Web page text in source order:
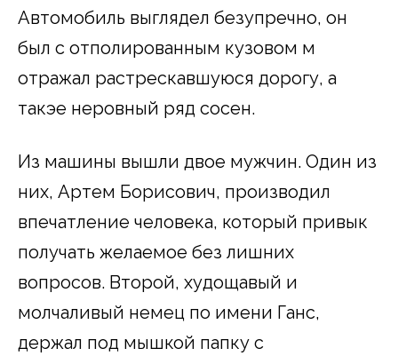
Автомобиль выглядел безупречно, он
был с отполированным кузовом м
отражал растрескавшуюся дорогу, а
такэе неровный ряд сосен.
Из машины вышли двое мужчин. Один из
них, Артем Борисович, производил
впечатление человека, который привык
получать желаемое без лишних
вопросов. Второй, худощавый и
молчаливый немец по имени Ганс,
держал под мышкой папку с